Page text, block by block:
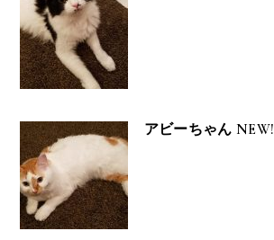
アビーちゃん NEW!